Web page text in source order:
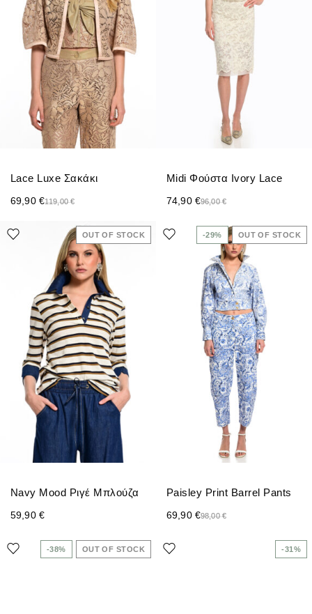
Lace Luxe Σακάκι
119,00€
69,90 €
Midi Φούστα Ivory Lace
96,00€
74,90 €
OUT OF STOCK
Navy Mood Ριγέ Μπλούζα
59,90 €
-29% OUT OF STOCK
Paisley Print Barrel Pants
98,00€
69,90 €
-38% OUT OF STOCK -31%